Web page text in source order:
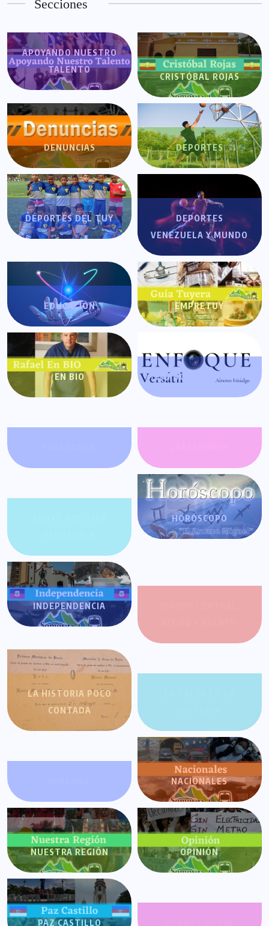
Secciones
APOYANDO NUESTRO
TALENTO
CRISTÓBAL ROJAS
DENUNCIAS DEPORTES
DEPORTES DEL TUY
DEPORTES
VENEZUELA Y MUNDO
EDUCACIÓN EMPRETUY
EN BIO ENFOQUE VERSÁTIL
HORÓSCOPO
INDEPENDENCIA
LA HISTORIA POCO
CONTADA
NACIONALES
NUESTRA REGIÓN OPINIÓN
PAZ CASTILLO